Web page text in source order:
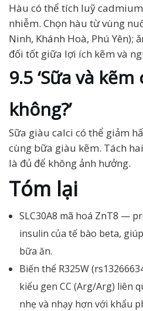
Hàu có thể tích luỹ
nhiễm. Chọn hàu từ vùng
Ninh, Khánh Hoà, Phú Yên);
đối tốt giữa lợi ích kẽm và
9.5 ‘Sữa và
không?’
Sữa giàu calci có thể giảm
cùng bữa giàu kẽm. Tách
là đủ để không ảnh hưởng.
Tóm lại
SLC30A8 mã hoá ZnT8 —
insulin của tế bào beta,
bữa ăn.
Biến thể R325W
kiểu gen CC (Arg/Arg) liên
nhẹ và nhạy hơn với khẩu